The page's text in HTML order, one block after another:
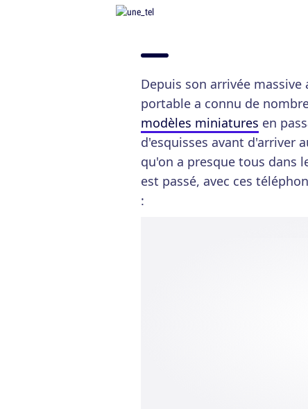
Depuis son arrivée massive
portable a connu de
modèles miniatures en
d'esquisses avant d'arriver
qu'on a presque tous dans
est passé, avec ces
: